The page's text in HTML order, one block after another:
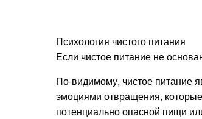
Психология чистого питания
Если чистое питание не
По-видимому, чистое питание
эмоциями отвращения,
потенциально опасной пищи